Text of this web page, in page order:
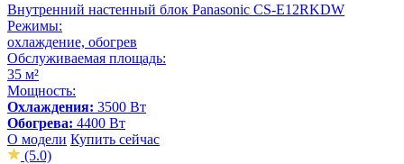
Внутренний настенный блок Panasonic CS-E12RKDW
Режимы:
охлаждение, обогрев
Обслуживаемая площадь:
35 м²
Мощность:
Охлаждения: 3500 Вт
Обогрева: 4400 Вт
О модели Купить сейчас
(5.0)